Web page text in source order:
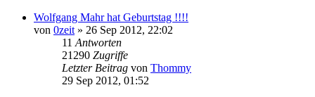
Wolfgang Mahr hat Geburtstag !!!!
von 0zeit » 26 Sep 2012, 22:02
11 Antworten
21290 Zugriffe
Letzter Beitrag von Thommy
29 Sep 2012, 01:52